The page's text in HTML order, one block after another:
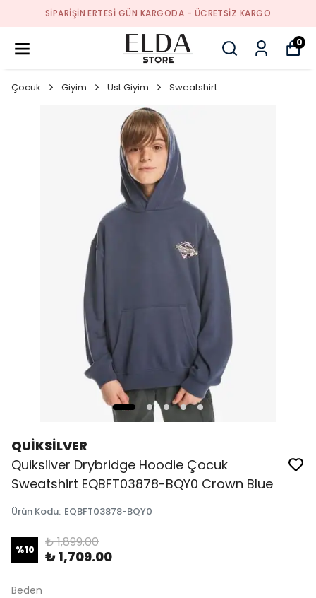
SIPARIŞIN ERTESI GÜN KARGODA - ÜCRETSIZ KARGO
0
Çocuk Giyim Üst Giyim Sweatshirt
QUİKSİLVER
Quiksilver Drybridge Hoodie Çocuk
Sweatshirt EQBFT03878-BQY0 Crown Blue
Ürün Kodu: EQBFT03878-BQY0
%10 ₺ 1,899.00
₺ 1,709.00
Beden